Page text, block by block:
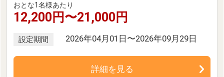
おとな1名様あたり
12,200円〜21,000円
設定期間 2026年04月01日〜2026年09月29日
詳細を見る